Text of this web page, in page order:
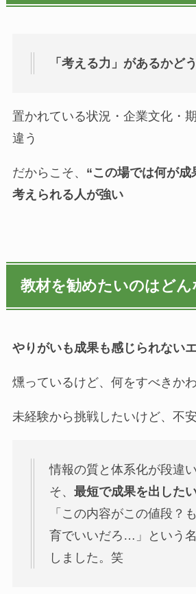
「考える力」があるかど
置かれている状況・企業文化・
違う
だからこそ、 “この場では何が成
考えられる人が強い
教材を勧めたいのはどん
やりがいも成果も感じられない
燻っているけど、何をすべきか
未経験から挑戦したいけど、不
情報の質と体系化が段違
そ、 最短で成果を出した
「この内容がこの値段？
育でいいだろ…」という
しました。笑